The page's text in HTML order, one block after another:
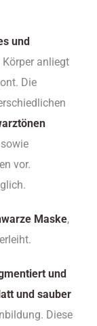
und
Körper anliegt
Die
sowie
vor.
Maske,
und
und sauber
Diese